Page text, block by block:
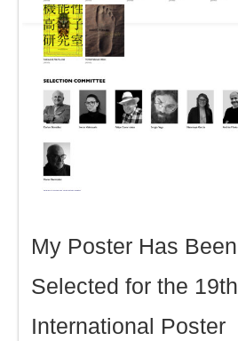
My Poster Has Been
Selected for the 19th
International Poster